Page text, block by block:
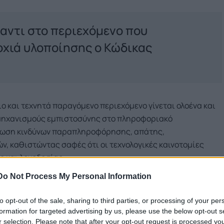
Not Process My Personal Information
opt-out of the sale, sharing to third parties, or processing of your
for targeted advertising by us, please use the below opt-out
selection. Please note that after your opt-out request is processed
στο περιεχόμενο που
υλοποίησης ο Κώδικας
τεχνητά παραγόμενο περιεχόμενο γίνεται ολοένα και
εμπιστοσύνης στο πληροφοριακό
κινδύνων παραπληροφόρησης, απάτης,
σαφές ότι οι τεχνολογικές καινοτομίες
και λογοδοσίας.
εμπειρογνωμόνων. που όρισε το Ευρωπαϊκό
περίοδος διαβούλευσης με ειδικούς, αγορά,
είναι η κατάρτιση ενός εθελοντικού Κώδικα, ο οποίος θα